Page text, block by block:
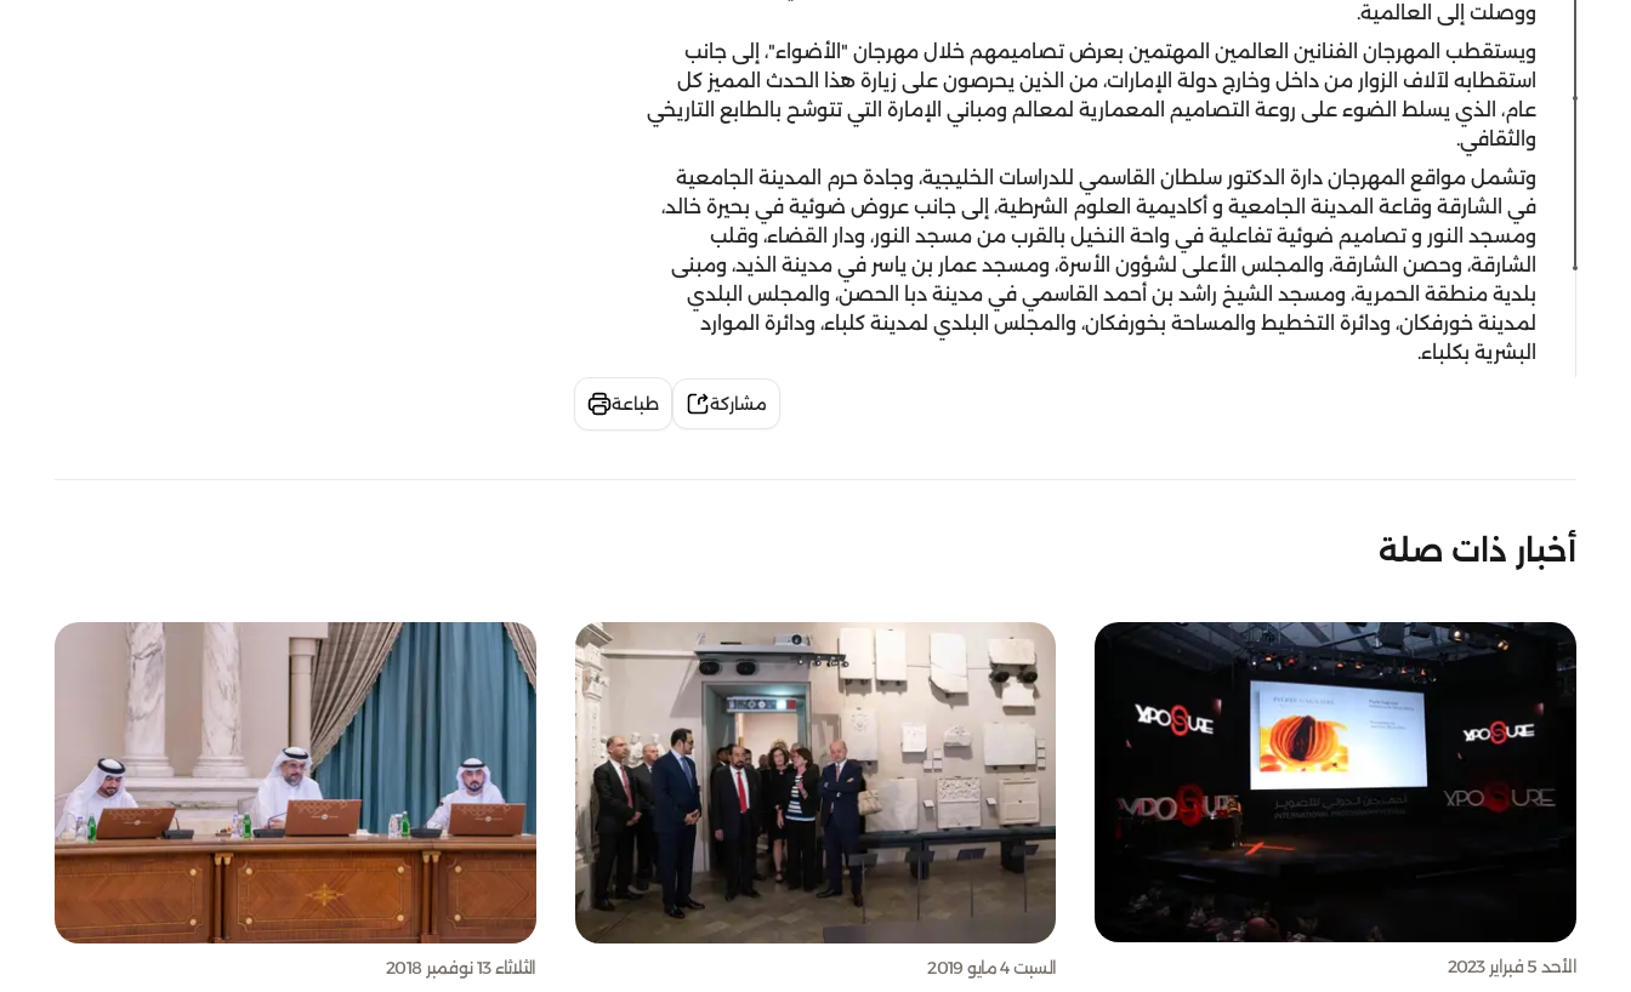
ووصلت إلى العالمية.
ويستقطب المهرجان الفنانين العالمين المهتمين بعرض تصاميمهم خلال مهرجان "الأضواء"، إلى جانب
استقطابه لآلاف الزوار من داخل وخارج دولة الإمارات، من الذين يحرصون على زيارة هذا الحدث المميز كل
عام، الذي يسلط الضوء على روعة التصاميم المعمارية لمعالم ومباني الإمارة التي تتوشح بالطابع التاريخي
والثقافي.
وتشمل مواقع المهرجان دارة الدكتور سلطان القاسمي للدراسات الخليجية، وجادة حرم المدينة الجامعية
في الشارقة وقاعة المدينة الجامعية و أكاديمية العلوم الشرطية، إلى جانب عروض ضوئية في بحيرة خالد،
ومسجد النور و تصاميم ضوئية تفاعلية في واحة النخيل بالقرب من مسجد النور، ودار القضاء، وقلب
الشارقة، وحصن الشارقة، والمجلس الأعلى لشؤون الأسرة، ومسجد عمار بن ياسر في مدينة الذيد، ومبنى
بلدية منطقة الحمرية، ومسجد الشيخ راشد بن أحمد القاسمي في مدينة دبا الحصن، والمجلس البلدي
لمدينة خورفكان، ودائرة التخطيط والمساحة بخورفكان، والمجلس البلدي لمدينة كلباء، ودائرة الموارد
البشرية بكلباء.
مشاركة طباعة
أخبار ذات صلة
الأحد 5 فبراير 2023 السبت 4 مايو 2019 الثلاثاء 13 نوفمبر 2018